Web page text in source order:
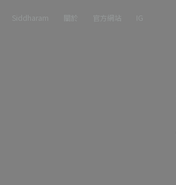
Siddharam 關於 官方網站 IG